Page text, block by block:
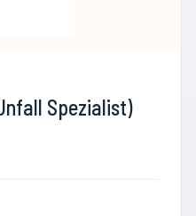
Spezialist)